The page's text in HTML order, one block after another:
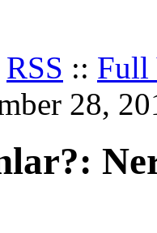
RSS :: Full
28,